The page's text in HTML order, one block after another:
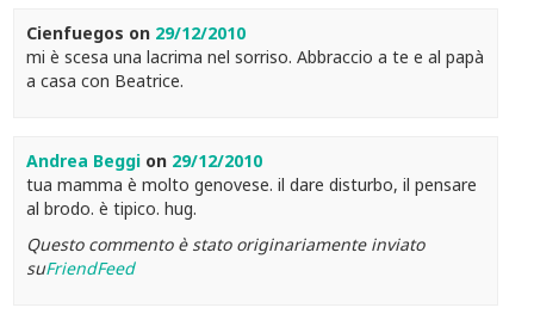
Cienfuegos on 29/12/2010
mi è scesa una lacrima nel sorriso. Abbraccio a te e al papà
a casa con Beatrice.
Andrea Beggion 29/12/2010
tua mamma è molto genovese. il dare disturbo, il pensare
al brodo. è tipico. hug.
Questo commento è stato originariamente inviato
suFriendFeed